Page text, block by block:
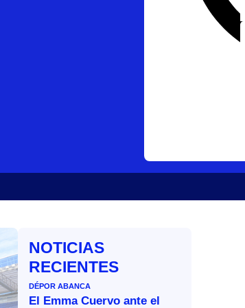
NOTICIAS
RECIENTES
DÉPOR ABANCA
El Emma Cuervo ante el